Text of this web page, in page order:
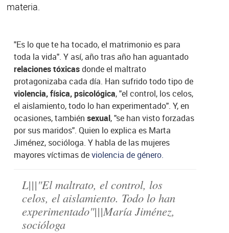
materia.
"Es lo que te ha tocado, el matrimonio es para
toda la vida". Y así, año tras año han aguantado
relaciones tóxicasdonde el maltrato
protagonizaba cada día. Han sufrido todo tipo de
violencia, física, psicológica, "el control, los celos,
el aislamiento, todo lo han experimentado". Y, en
ocasiones, tambiénsexual, "se han visto forzadas
por sus maridos". Quien lo explica es Marta
Jiménez, socióloga. Y habla de las mujeres
mayores víctimas deviolencia de género.
L|||"El maltrato, el control, los
celos, el aislamiento. Todo lo han
experimentado"|||María Jiménez,
socióloga